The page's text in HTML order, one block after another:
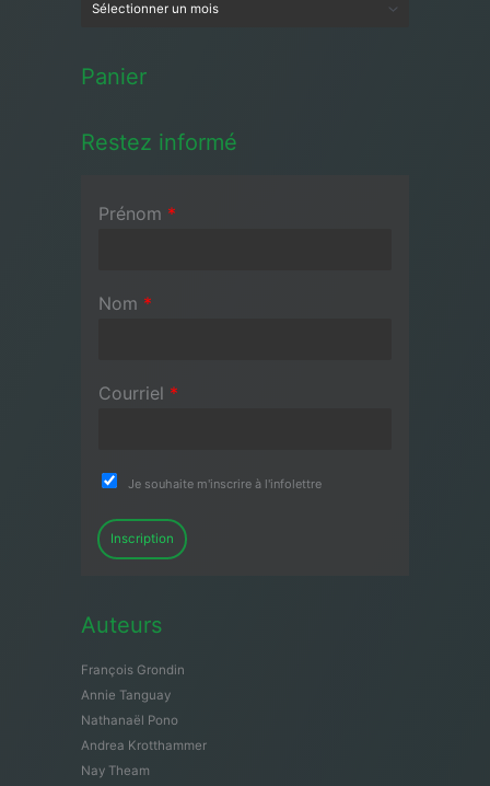
Panier
Restez informé
Prénom *
Nom *
Courriel *
Je souhaite m'inscrire à l'infolettre
Inscription
Auteurs
François Grondin
Annie Tanguay
Nathanaël Pono
Andrea Krotthammer
Nay Theam